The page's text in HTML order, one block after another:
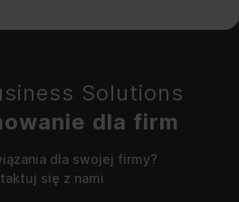
Solutions
dla firm
dla swojej firmy?
się z nami